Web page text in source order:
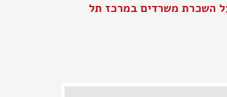
השכרת משרדים במרכז תל